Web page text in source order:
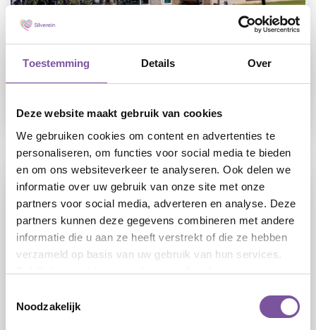
Toestemming Details Over
Deze website maakt gebruik van cookies
We gebruiken cookies om content en advertenties te
personaliseren, om functies voor social media te bieden
en om ons websiteverkeer te analyseren. Ook delen we
informatie over uw gebruik van onze site met onze
partners voor social media, adverteren en analyse. Deze
partners kunnen deze gegevens combineren met andere
informatie die u aan ze heeft verstrekt of die ze hebben
verzameld op basis van uw gebruik van hun services.
Bekijk hetcookieoverzichtvoor alle informatie.
Noodzakelijk
Woon- en zorgcentrum De Bremhorst telt 76
appartementen en ligt in de groene wijk De
De Heybergh - begane grond
Rademakerstraat 63 | 3769 BC | Soesterberg